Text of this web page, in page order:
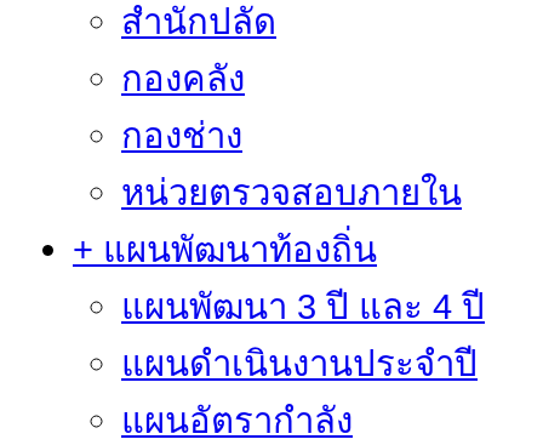
สำนักปลัด
กองคลัง
กองช่าง
หน่วยตรวจสอบภายใน
+ แผนพัฒนาท้องถิ่น
แผนพัฒนา 3 ปี และ 4 ปี
แผนดำเนินงานประจำปี
แผนอัตรากำลัง